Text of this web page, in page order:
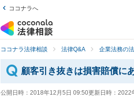
ココナラへ
ココナラ法律相談 法律Q&A 企業法務の
顧客引き抜きは損害賠償に
公開日時： 2018年12月5日 09:50更新日時： 2022